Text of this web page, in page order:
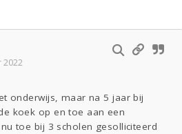
onderwijs, maar na 5 jaar bij
koek op en toe aan een
toe bij 3 scholen gesolliciteerd